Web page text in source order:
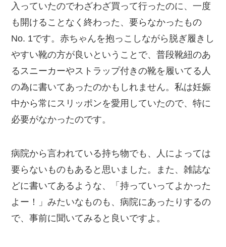
入っていたのでわざわざ買って行ったのに、一度
も開けることなく終わった、要らなかったもの
No. 1です。赤ちゃんを抱っこしながら脱ぎ履きし
やすい靴の方が良いということで、普段靴紐のあ
るスニーカーやストラップ付きの靴を履いてる人
の為に書いてあったのかもしれません。私は妊娠
中から常にスリッポンを愛用していたので、特に
必要がなかったのです。
病院から言われている持ち物でも、人によっては
要らないものもあると思いました。また、雑誌な
どに書いてあるような、「持っていってよかった
よー！」みたいなものも、病院にあったりするの
で、事前に聞いてみると良いですよ。